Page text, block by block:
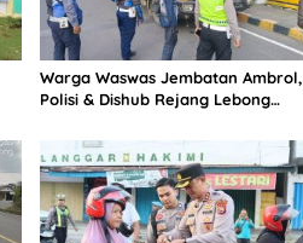
Warga Waswas Jembatan Ambrol,
Polisi & Dishub Rejang Lebong
‘Ngetem’ di Sambe Baru